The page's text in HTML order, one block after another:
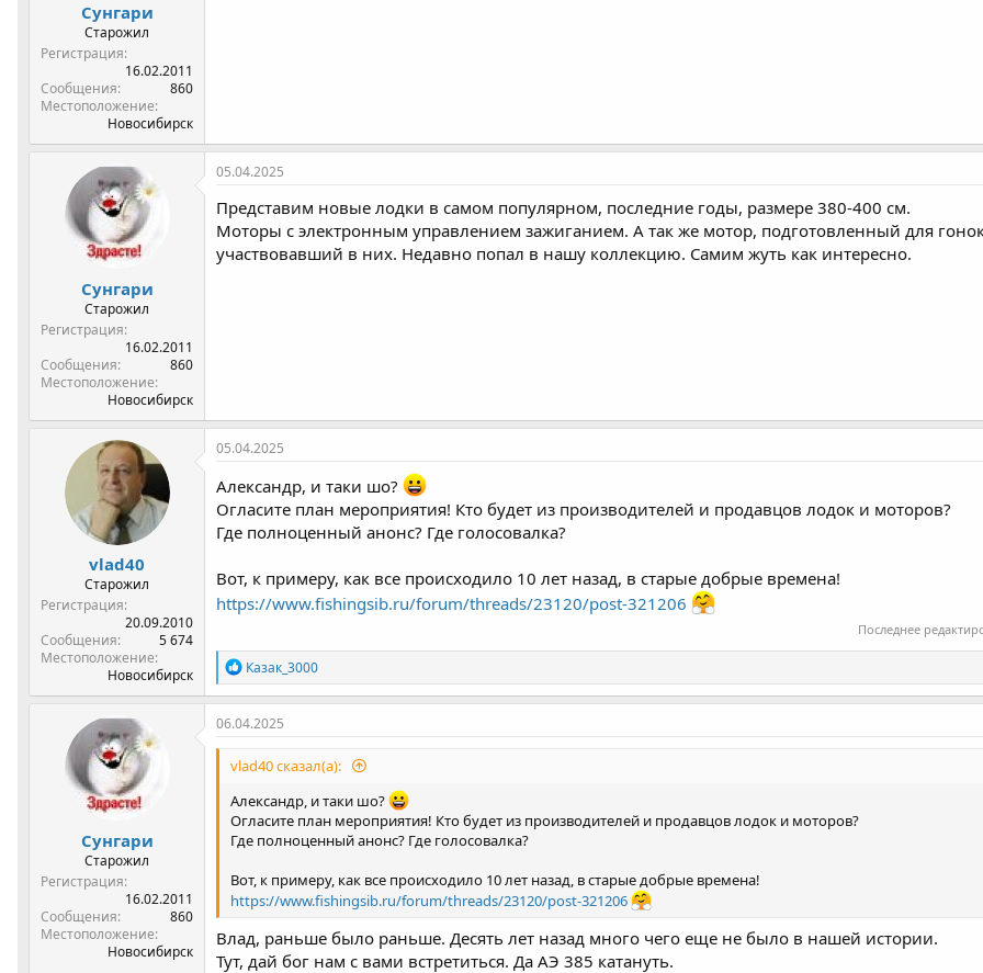
Сунгари
Старожил
Регистрация
16.02.2011
Сообщения
860
Местоположение
Новосибирск
Сунгари
Старожил
Регистрация
16.02.2011
Сообщения
860
Местоположение
Новосибирск
05.04.2025
Представим новые лодки в самом популярном, последние годы, размере 380-400 см.
Моторы с электронным управлением зажиганием. А так же мотор, подготовленный для
участвовавший в них. Недавно попал в нашу коллекцию. Самим жуть как интересно.
vlad40
Старожил
Регистрация
20.09.2010
Сообщения
5 674
Местоположение
Новосибирск
05.04.2025
Александр, и таки шо?
Огласите план мероприятия! Кто будет из производителей и продавцов лодок и моторов?
Где полноценный анонс? Где голосовалка?
Вот, к примеру, как все происходило 10 лет назад, в старые добрые времена!
https://www.fishingsib.ru/forum/threads/23120/post-321206
Последнее
Р
е
а
к
и
Казак_3000
Сунгари
Старожил
Регистрация
16.02.2011
Сообщения
860
Местоположение
Новосибирск
06.04.2025
vlad40 сказал(а):
Александр, и таки шо?
Огласите план мероприятия! Кто будет из производителей и продавцов лодок и моторов?
Где полноценный анонс? Где голосовалка?
Вот, к примеру, как все происходило 10 лет назад, в старые добрые времена!
https://www.fishingsib.ru/forum/threads/23120/post-321206
Влад, раньше было раньше. Десять лет назад много чего еще не было в нашей истории.
Тут, дай бог нам с вами встретиться. Да АЭ 385 катануть.